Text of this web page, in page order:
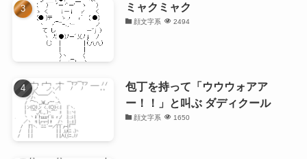
ミャクミャク
顔文字系 2494
包丁を持って「ウウウォアア
ー！！」と叫ぶ ダディクール
顔文字系 1650